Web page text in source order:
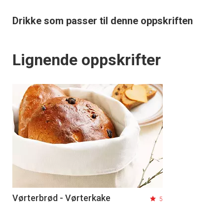
Drikke som passer til denne oppskriften
Lignende oppskrifter
Vørterbrød - Vørterkake 5